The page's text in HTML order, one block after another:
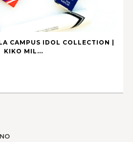
CAMPUS IDOL COLLECTION |
KIKO MIL...